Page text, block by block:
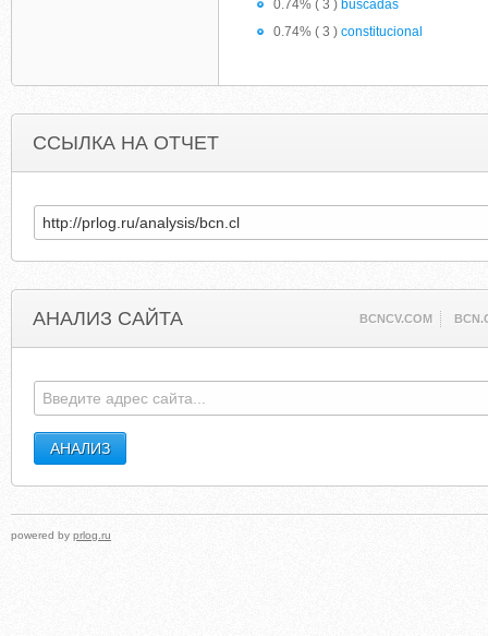
0.74% ( 3 ) buscadas
0.74% ( 3 ) constitucional
ССЫЛКА НА ОТЧЕТ
АНАЛИЗ САЙТА BCNCV.COM
powered by prlog.ru